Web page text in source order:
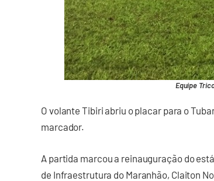
Equipe
O volante Tibiri abriu o placar para o
marcador.
A partida marcou a reinauguração do
de Infraestrutura do Maranhão, Claiton